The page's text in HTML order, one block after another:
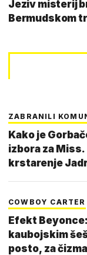
Jeziv misterij
Bermudskom
ZABRANILI
Kako je
izbora za Miss. Prva
krstarenje
COWBOY CARTER
Efekt
kaubojskim
posto, za